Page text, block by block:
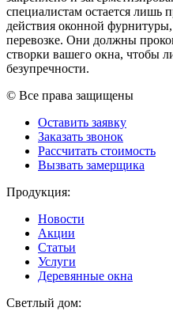
специалистам остается лишь
действия оконной
перевозке. Они должны
створки вашего окна, чтобы
безупречности.
© Все права защищены
Оставить заявку
Заказать звонок
Рассчитать стоимость
Вызвать замерщика
Продукция:
Новости
Акции
Статьи
Услуги
Деревянные окна
Светлый дом: